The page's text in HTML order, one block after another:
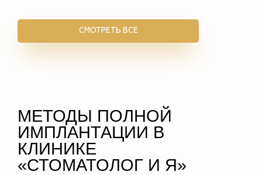
СМОТРЕТЬ ВСЕ
МЕТОДЫ ПОЛНОЙ
ИМПЛАНТАЦИИ В
КЛИНИКЕ
«СТОМАТОЛОГ И Я»